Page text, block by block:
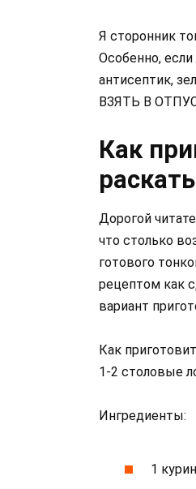
Я сторонник
Особенно,
антисептик,
ВЗЯТЬ В
Как
Дорогой
что столько
готового
рецептом как
вариант
Как
1-2 столовые
Ингредиенты:
1